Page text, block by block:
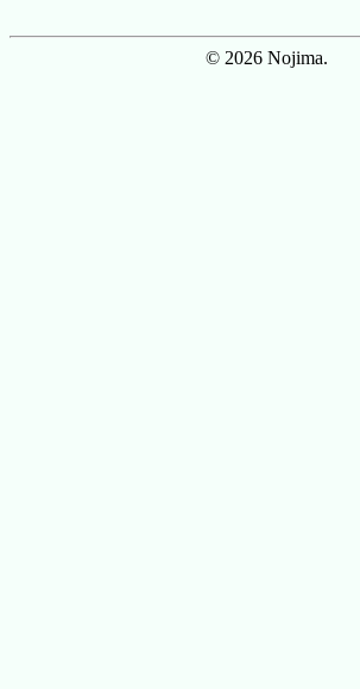
© 2026 Nojima.